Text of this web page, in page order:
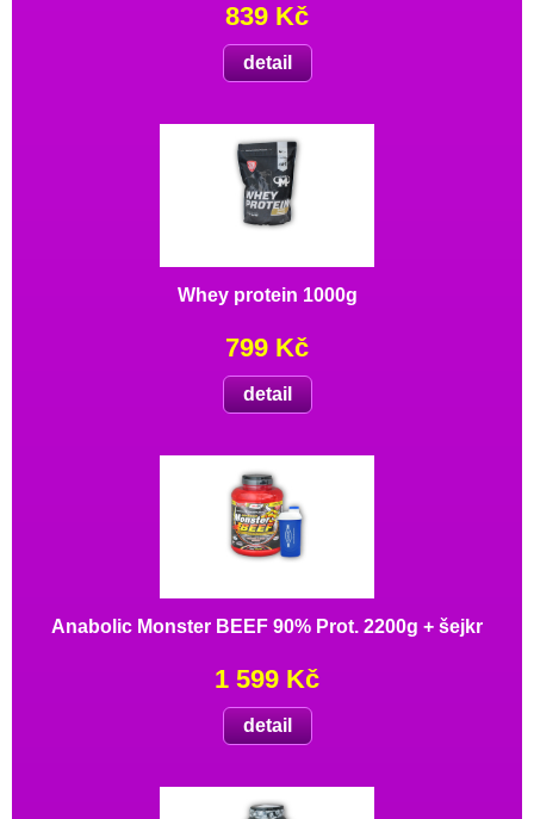
839 Kč
detail
Whey protein 1000g
799 Kč
detail
Anabolic Monster BEEF 90% Prot. 2200g + šejkr
1 599 Kč
detail